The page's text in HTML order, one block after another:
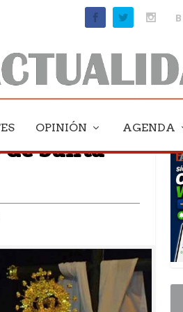
OPINIÓN AGENDA
Santa